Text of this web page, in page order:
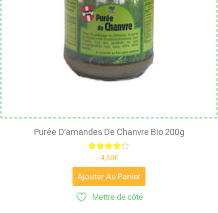
Purée D’amandes De Chanvre Bio 200g
Note
sur 5
4,50€
Ajouter Au Panier
Mettre de côté